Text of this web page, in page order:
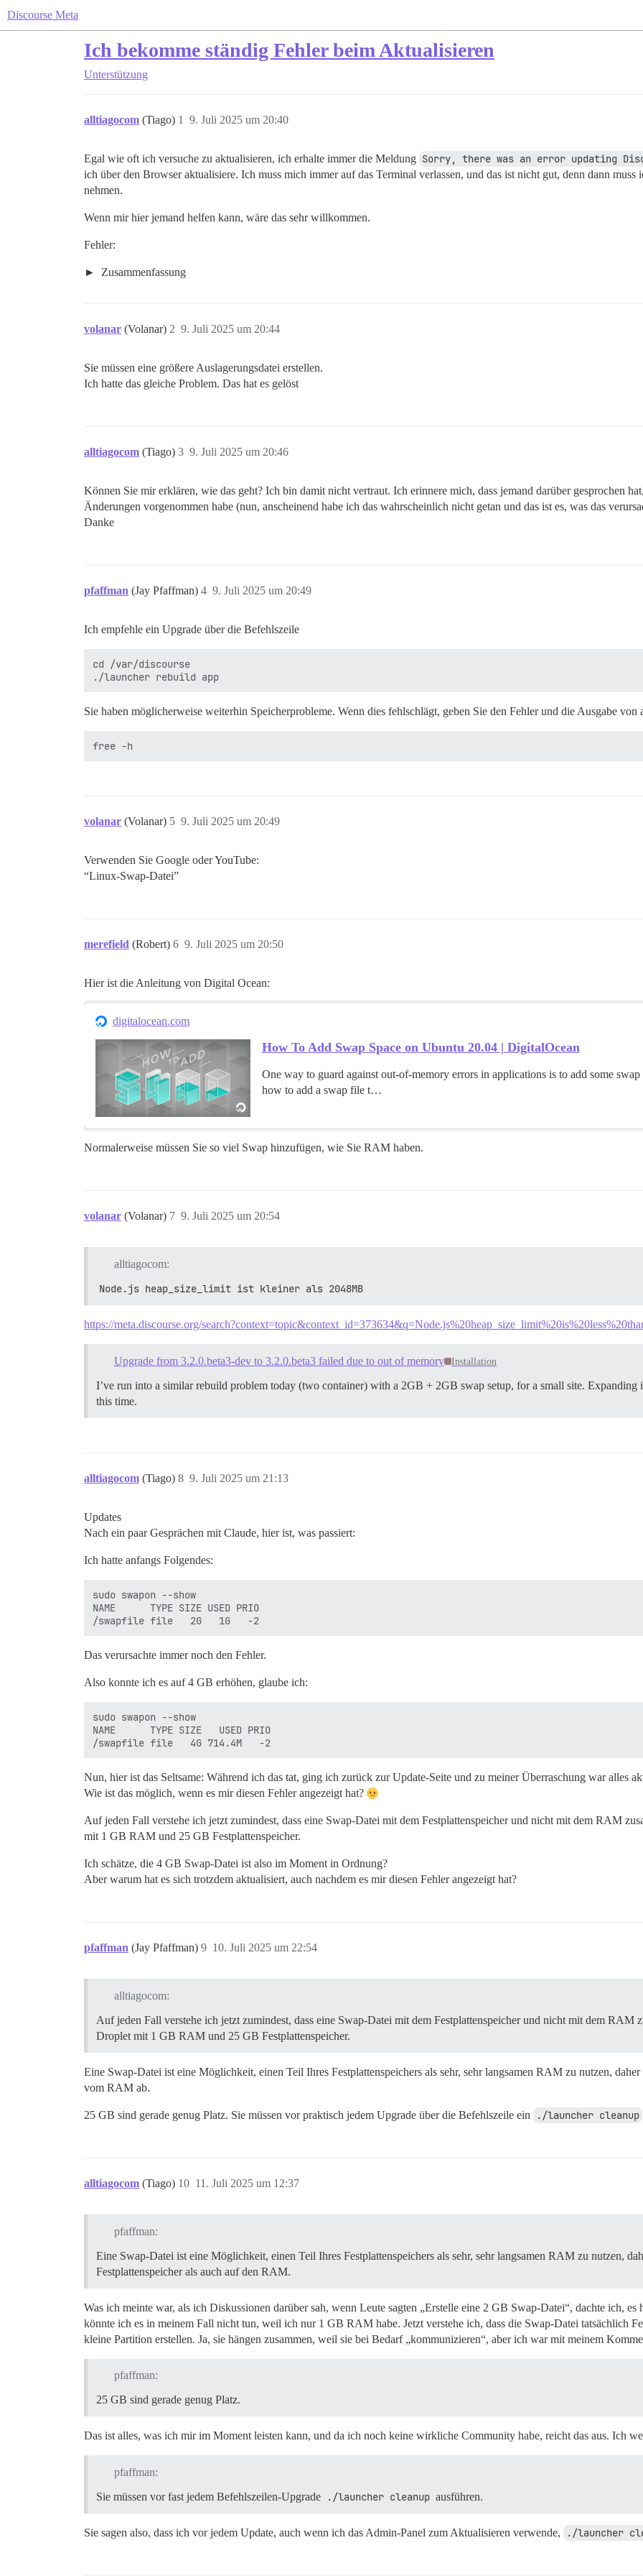
Discourse Meta
Ich bekomme ständig Fehler beim Aktualisieren
Unterstützung
alltiagocom (Tiago) 9. Juli 2025 um 20:40
1
Egal wie oft ich versuche zu aktualisieren, ich erhalte immer die Meldung Sorry, there was an error updating
ich über den Browser aktualisiere. Ich muss mich immer auf das Terminal verlassen, und das ist nicht gut, denn dann
nehmen.
Wenn mir hier jemand helfen kann, wäre das sehr willkommen.
Fehler:
Zusammenfassung
volanar (Volanar) 9. Juli 2025 um 20:44
2
Sie müssen eine größere Auslagerungsdatei erstellen.
Ich hatte das gleiche Problem. Das hat es gelöst
alltiagocom (Tiago) 9. Juli 2025 um 20:46
3
Können Sie mir erklären, wie das geht? Ich bin damit nicht vertraut. Ich erinnere mich, dass jemand darüber gesprochen
Änderungen vorgenommen habe (nun, anscheinend habe ich das wahrscheinlich nicht getan und das ist es, was das
Danke
pfaffman (Jay Pfaffman) 9. Juli 2025 um 20:49
4
Ich empfehle ein Upgrade über die Befehlszeile
cd /var/discourse
Sie haben möglicherweise weiterhin Speicherprobleme. Wenn dies fehlschlägt, geben Sie den Fehler und die Ausgabe von
volanar (Volanar) 9. Juli 2025 um 20:49
5
Verwenden Sie Google oder YouTube:
“Linux-Swap-Datei”
merefield (Robert) 9. Juli 2025 um 20:50
6
Hier ist die Anleitung von Digital Ocean:
digitalocean.com
How To Add Swap Space on Ubuntu 20.04 | DigitalOcean
One way to guard against out-of-memory errors in applications is to add some
how to add a swap file t…
Normalerweise müssen Sie so viel Swap hinzufügen, wie Sie RAM haben.
volanar (Volanar) 9. Juli 2025 um 20:54
7
alltiagocom:
Node.js heap_size_limit ist kleiner als 2048MB
https://meta.discourse.org/
Upgrade from 3.2.0.beta3-dev to 3.2.0.beta3 failed due to out of memory Installation
I’ve run into a similar rebuild problem today (two container) with a 2GB + 2GB swap setup, for a small site.
this time.
alltiagocom (Tiago) 9. Juli 2025 um 21:13
8
Updates
Nach ein paar Gesprächen mit Claude, hier ist, was passiert:
Ich hatte anfangs Folgendes:
sudo swapon --show
NAME      TYPE SIZE USED PRIO
Das verursachte immer noch den Fehler.
Also konnte ich es auf 4 GB erhöhen, glaube ich:
sudo swapon --show
NAME      TYPE SIZE   USED PRIO
Nun, hier ist das Seltsame: Während ich das tat, ging ich zurück zur Update-Seite und zu meiner Überraschung war alles
Wie ist das möglich, wenn es mir diesen Fehler angezeigt hat?
Auf jeden Fall verstehe ich jetzt zumindest, dass eine Swap-Datei mit dem Festplattenspeicher und nicht mit dem RAM
mit 1 GB RAM und 25 GB Festplattenspeicher.
Ich schätze, die 4 GB Swap-Datei ist also im Moment in Ordnung?
Aber warum hat es sich trotzdem aktualisiert, auch nachdem es mir diesen Fehler angezeigt hat?
pfaffman (Jay Pfaffman) 10. Juli 2025 um 22:54
9
alltiagocom:
Auf jeden Fall verstehe ich jetzt zumindest, dass eine Swap-Datei mit dem Festplattenspeicher und nicht mit dem RAM
Droplet mit 1 GB RAM und 25 GB Festplattenspeicher.
Eine Swap-Datei ist eine Möglichkeit, einen Teil Ihres Festplattenspeichers als sehr, sehr langsamen RAM zu nutzen,
vom RAM ab.
25 GB sind gerade genug Platz. Sie müssen vor praktisch jedem Upgrade über die Befehlszeile ein ./launcher cleanup
alltiagocom (Tiago) 11. Juli 2025 um 12:37
10
pfaffman:
Eine Swap-Datei ist eine Möglichkeit, einen Teil Ihres Festplattenspeichers als sehr, sehr langsamen RAM zu nutzen,
Festplattenspeicher als auch auf den RAM.
Was ich meinte war, als ich Diskussionen darüber sah, wenn Leute sagten „Erstelle eine 2 GB Swap-Datei“, dachte ich,
könnte ich es in meinem Fall nicht tun, weil ich nur 1 GB RAM habe. Jetzt verstehe ich, dass die Swap-Datei tatsächlich
kleine Partition erstellen. Ja, sie hängen zusammen, weil sie bei Bedarf „kommunizieren“, aber ich war mit meinem
pfaffman:
25 GB sind gerade genug Platz.
Das ist alles, was ich mir im Moment leisten kann, und da ich noch keine wirkliche Community habe, reicht das aus. Ich
pfaffman:
Sie müssen vor fast jedem Befehlszeilen-Upgrade
./launcher cleanup ausführen.
Sie sagen also, dass ich vor jedem Update, auch wenn ich das Admin-Panel zum Aktualisieren verwende, ./launcher